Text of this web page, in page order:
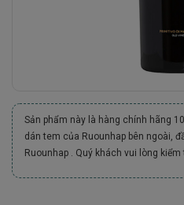
Sản phẩm này là hàng chính hãng
dán tem của Ruounhap bên ngoài,
Ruounhap . Quý khách vui lòng